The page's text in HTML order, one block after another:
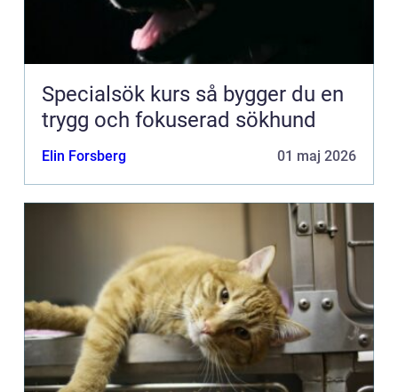
Specialsök kurs så bygger du en
trygg och fokuserad sökhund
Elin Forsberg 01 maj 2026